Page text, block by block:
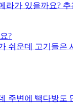
라가 있을까요?
?
쉬운데 고기들
주변에 빽다방